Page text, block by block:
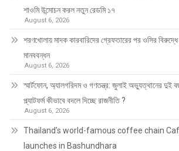
শাওমি উন্মোচন করল নতুন রেডমি ১৭
August 6, 2026
শরণখোলায় মাদক কারবারিদের গ্রেফতারের পর ওসির বিরুদ্ধে
মানববন্ধন
August 6, 2026
স্মার্টফোন, অ্যালগরিদম ও গণতন্ত্র: জুলাই অভ্যুত্থানের দুই
প্ল্যাটফর্ম কীভাবে বদলে দিচ্ছে রাজনীতি ?
August 6, 2026
Thailand’s world-famous coffee chain
launches in Bashundhara